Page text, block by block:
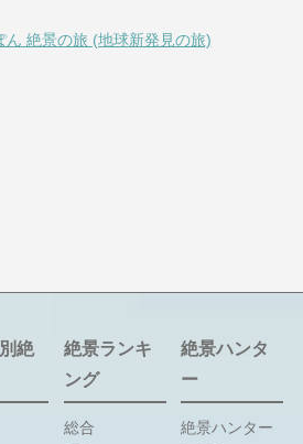
ん 絶景の旅 (地球新発見の旅)
絶
絶景ランキ
ング
総合
絶景ハンタ
ー
絶景ハンター